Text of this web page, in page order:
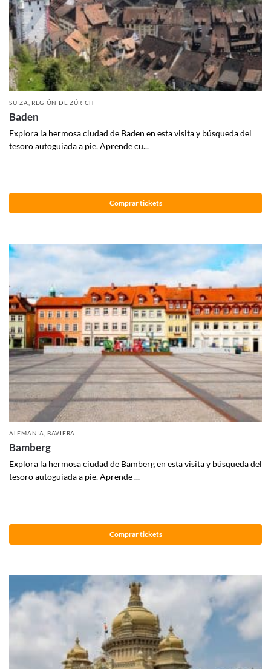
SUIZA REGIÓN DE ZÚRICH
Baden
Explora la hermosa ciudad de Baden en esta visita y búsqueda del
tesoro autoguiada a pie. Aprende cu...
Comprar tickets
ALEMANIA ,BAVIERA
Bamberg
Explora la hermosa ciudad de Bamberg en esta visita y búsqueda del
tesoro autoguiada a pie. Aprende ...
Comprar tickets